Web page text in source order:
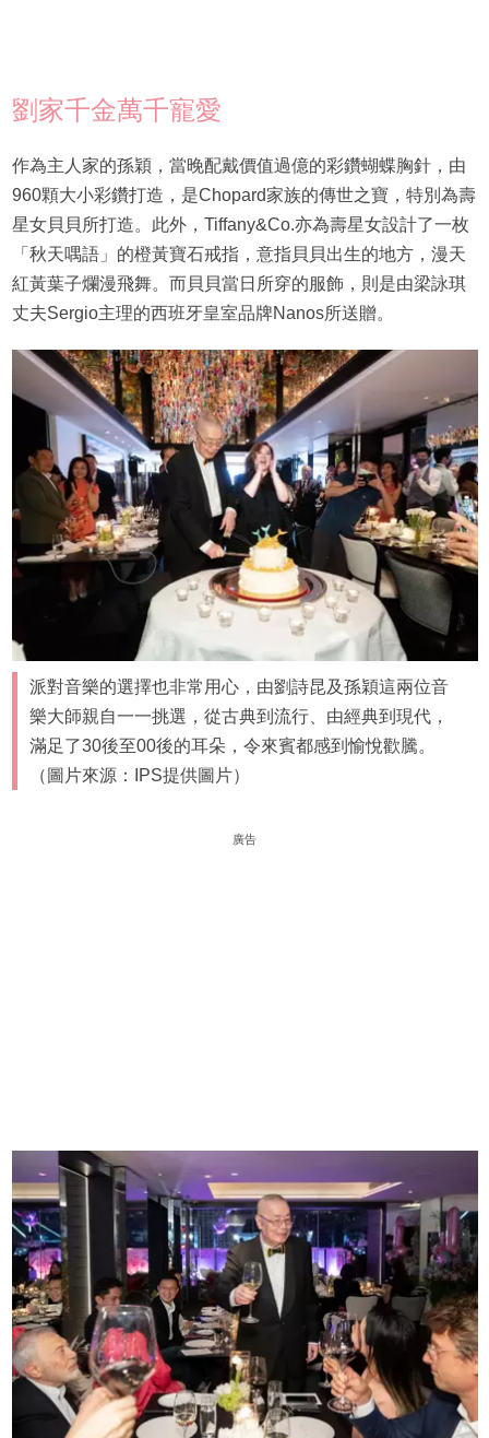
劉家千金萬千寵愛
作為主人家的孫穎，當晚配戴價值過億的彩鑽蝴蝶胸針，由
960顆大小彩鑽打造，是Chopard家族的傳世之寶，特別為壽
星女貝貝所打造。此外，Tiffany&Co.亦為壽星女設計了一枚
「秋天喁語」的橙黃寶石戒指，意指貝貝出生的地方，漫天
紅黃葉子爛漫飛舞。而貝貝當日所穿的服飾，則是由梁詠琪
丈夫Sergio主理的西班牙皇室品牌Nanos所送贈。
派對音樂的選擇也非常用心，由劉詩昆及孫穎這兩位音
樂大師親自一一挑選，從古典到流行、由經典到現代，
滿足了30後至00後的耳朵，令來賓都感到愉悅歡騰。
（圖片來源：IPS提供圖片）
廣告